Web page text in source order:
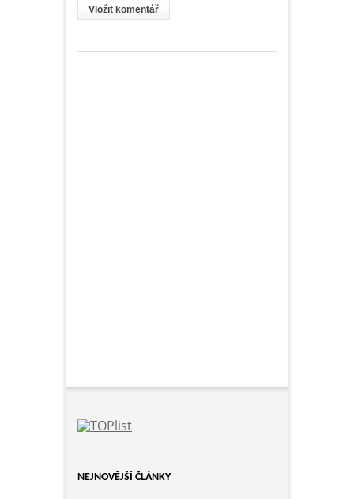
NEJNOVĚJŠÍ ČLÁNKY